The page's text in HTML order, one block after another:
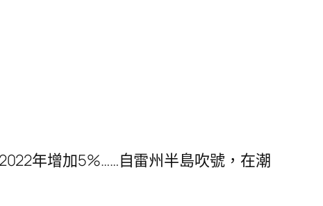
年增加5%……自雷州半島吹號，在潮